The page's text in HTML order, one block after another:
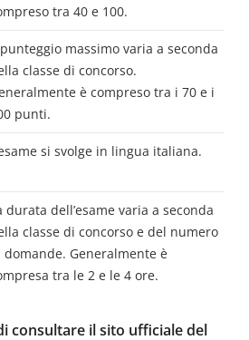
tra 40 e 100.
massimo varia a seconda
classe di concorso.
è compreso tra i 70 e i
punti.
si svolge in lingua italiana.
durata dell’esame varia a seconda
classe di concorso e del numero
domande. Generalmente è
tra le 2 e le 4 ore.
consultare il sito ufficiale del